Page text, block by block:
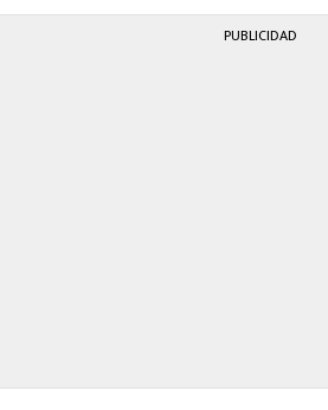
PUBLICIDAD